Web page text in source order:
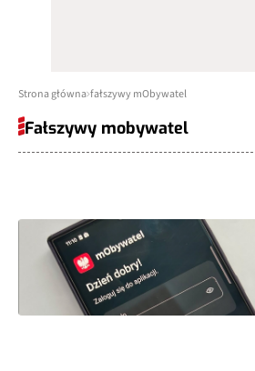
Strona główna fałszywy mObywatel
Fałszywy mobywatel